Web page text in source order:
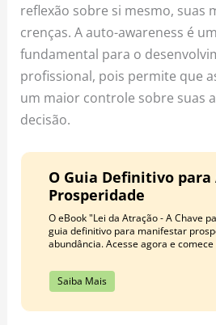
reflexão sobre si mesmo, suas
crenças. A auto-awareness é
fundamental para o
profissional, pois permite que
um maior controle sobre suas
decisão.
O Guia Definitivo
Prosperidade
O eBook "Lei da Atração - A Chave
guia definitivo para manifestar
abundância. Acesse agora e
Saiba Mais